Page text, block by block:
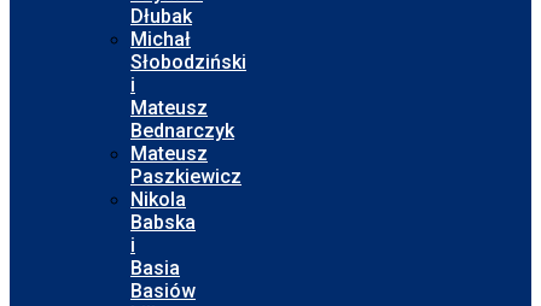
Dłubak
Michał
Słobodziński
i
Mateusz
Bednarczyk
Mateusz
Paszkiewicz
Nikola
Babska
i
Basia
Basiów